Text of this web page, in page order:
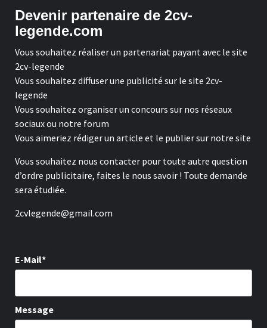
Devenir partenaire de 2cv-
legende.com
Vous souhaitez réaliser un partenariat payant avec le site
2cv-legende
Vous souhaitez diffuser une publicité sur le site 2cv-
legende
Vous souhaitez organiser un concours sur nos réseaux
sociaux ou notre forum
Vous aimeriez rédiger un article et le publier sur notre site
Vous souhaitez nous contacter pour toute autre question
d’ordre publicitaire, faites le nous savoir ! Toute demande
sera étudiée.
2cvlegende@gmail.com
E-Mail*
Message